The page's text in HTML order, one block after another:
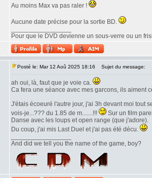
Au moins Max va pas raler !
Aucune date précise pour la sortie BD.
Pour que le DVD devienne un sous-verre ou un
Posté le: Mar 12 Aoû 2025 18:16 Sujet du message:
ah oui, là, faut que je voie ca.
Ca fera une séance avec mes garcons, ils aiment
J'étais écoeuré l'autre jour, j'ai 3h devant moi tout
vois-je...??? du 1.85 de m.......!!!
Sur un film
Danse avec les loups et open range (que j'adore).
Du coup, j'ai mis Last Duel et j'ai pas été décu.
And did we tell you the name of the game, boy?